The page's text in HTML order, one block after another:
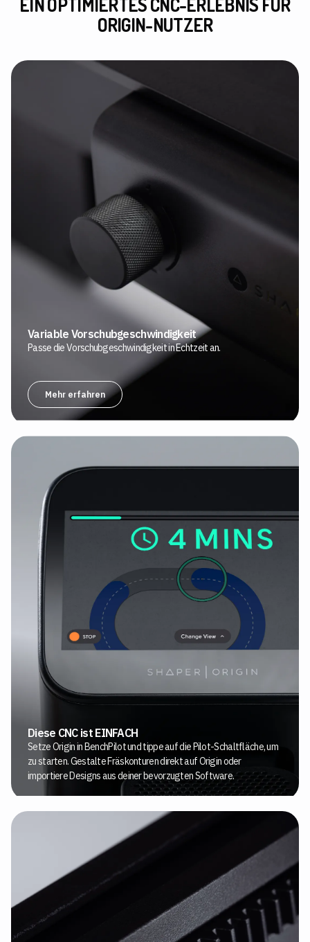
ORIGIN-NUTZER
Variable Vorschubgeschwindigkeit
Passe die Vorschubgeschwindigkeit in Echtzeit an.
Mehr erfahren
Diese CNC ist EINFACH
Setze Origin in BenchPilot und tippe auf die Pilot-Schaltfläche, um
zu starten. Gestalte Fräskonturen direkt auf Origin oder
importiere Designs aus deiner bevorzugten Software.